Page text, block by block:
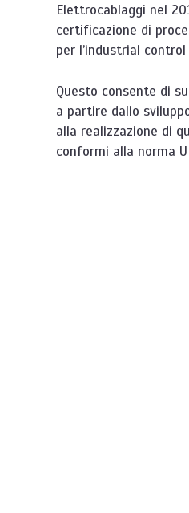
Elettrocablaggi nel
certificazione di
per l’industrial control
Questo consente di
a partire dallo
alla realizzazione di
conformi alla norma